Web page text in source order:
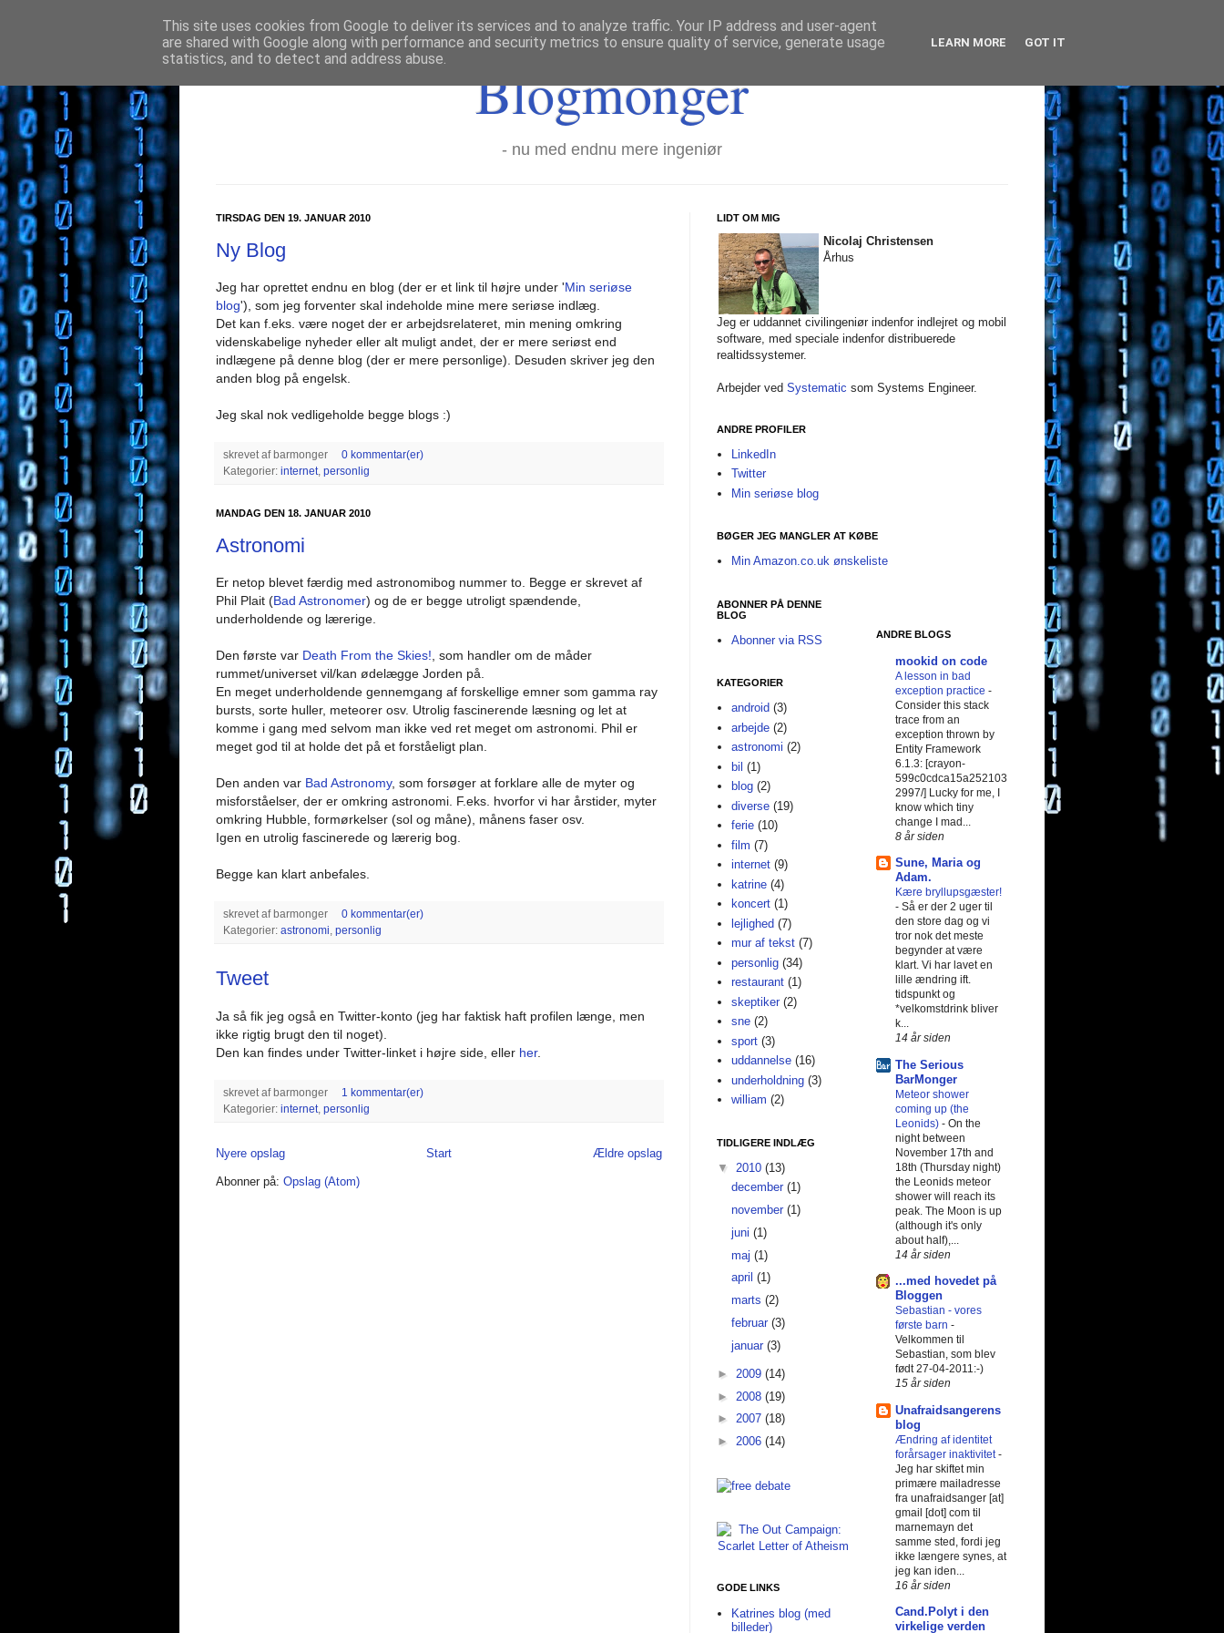
Blogmonger
- nu med endnu mere ingeniør
TIRSDAG DEN 19. JANUAR 2010
Ny Blog
Jeg har oprettet endnu en blog (der er et link til højre under 'Min seriøse
blog'), som jeg forventer skal indeholde mine mere seriøse indlæg.
Det kan f.eks. være noget der er arbejdsrelateret, min mening omkring
videnskabelige nyheder eller alt muligt andet, der er mere seriøst end
indlægene på denne blog (der er mere personlige). Desuden skriver jeg den
anden blog på engelsk.
Jeg skal nok vedligeholde begge blogs :)
skrevet afbarmonger
0 kommentar(er)
Kategorier: internet, personlig
MANDAG DEN 18. JANUAR 2010
Astronomi
Er netop blevet færdig med astronomibog nummer to. Begge er skrevet af
Phil Plait (Bad Astronomer) og de er begge utroligt spændende,
underholdende og lærerige.
Den første var Death From the Skies! , som handler om de måder
rummet/universet vil/kan ødelægge Jorden på.
En meget underholdende gennemgang af forskellige emner som gamma ray
bursts, sorte huller, meteorer osv. Utrolig fascinerende læsning og let at
komme i gang med selvom man ikke ved ret meget om astronomi. Phil er
meget god til at holde det på et forståeligt plan.
Den anden var Bad Astronomy, som forsøger at forklare alle de myter og
misforståelser, der er omkring astronomi. F.eks. hvorfor vi har årstider, myter
omkring Hubble, formørkelser (sol og måne), månens faser osv.
Igen en utrolig fascinerede og lærerig bog.
Begge kan klart anbefales.
skrevet af barmonger
0 kommentar(er)
Kategorier: astronomi personlig
Tweet
Ja så fik jeg også en Twitter-konto (jeg har faktisk haft profilen længe, men
ikke rigtig brugt den til noget).
Den kan findes under Twitter-linket i højre side, eller her.
skrevet afbarmonger
1 kommentar(er)
Kategorier: internet, personlig
Nyere opslag Ældre opslag
Start
Abonner på: Opslag (Atom)
LIDT OM MIG
Nicolaj Christensen
Århus
Jeg er uddannet civilingeniør indenfor indlejret og mobil
software, med speciale indenfor distribuerede
realtidssystemer.
Arbejder ved Systematic som Systems Engineer.
ANDRE PROFILER
LinkedIn
Twitter
Min seriøse blog
BØGER JEG MANGLER AT KØBE
Min Amazon.co.uk ønskeliste
ABONNER PÅ DENNE
BLOG
Abonner via RSS
KATEGORIER
android (3)
arbejde (2)
astronomi (2)
bil (1)
blog (2)
diverse (19)
ferie (10)
film (7)
internet (9)
katrine (4)
koncert (1)
lejlighed (7)
mur af tekst (7)
personlig (34)
restaurant (1)
skeptiker (2)
sne (2)
sport (3)
uddannelse (16)
underholdning (3)
william (2)
TIDLIGERE INDLÆG
▼ 2010 (13)
december (1)
november (1)
juni (1)
maj (1)
april (1)
marts (2)
februar (3)
januar (3)
► 2009 (14)
► 2008 (19)
► 2007 (18)
► 2006 (14)
GODE LINKS
Katrines blog (med
billeder)
ANDRE BLOGS
mookid on code
A lesson in bad
exception practice -
Consider this stack
trace from an
exception thrown by
Entity Framework
6.1.3: [crayon-
599c0cdca15a252103
2997/] Lucky for me, I
know which tiny
change I mad...
8 år siden
Sune, Maria og
Adam.
Kære bryllupsgæster!
- Så er der 2 uger til
den store dag og vi
tror nok det meste
begynder at være
klart. Vi har lavet en
lille ændring ift.
tidspunkt og
*velkomstdrink bliver
k...
14 år siden
The Serious
BarMonger
Meteor shower
coming up (the
Leonids) - On the
night between
November 17th and
18th (Thursday night)
the Leonids meteor
shower will reach its
peak. The Moon is up
(although it's only
about half),...
14 år siden
...med hovedet på
Bloggen
Sebastian - vores
første barn -
Velkommen til
Sebastian, som blev
født 27-04-2011:-)
15 år siden
Unafraidsangerens
blog
Ændring af identitet
forårsager inaktivitet-
Jeg har skiftet min
primære mailadresse
fra unafraidsanger [at]
gmail [dot] com til
marnemayn det
samme sted, fordi jeg
ikke længere synes, at
jeg kan iden...
16 år siden
Cand.Polyt i den
virkelige verden
This site uses cookies from Google to deliver its services and to analyze traffic. Your IP address and user-agent
are shared with Google along with performance and security metrics to ensure quality of service, generate usage
statistics, and to detect and address abuse.
LEARN MORE GOT IT